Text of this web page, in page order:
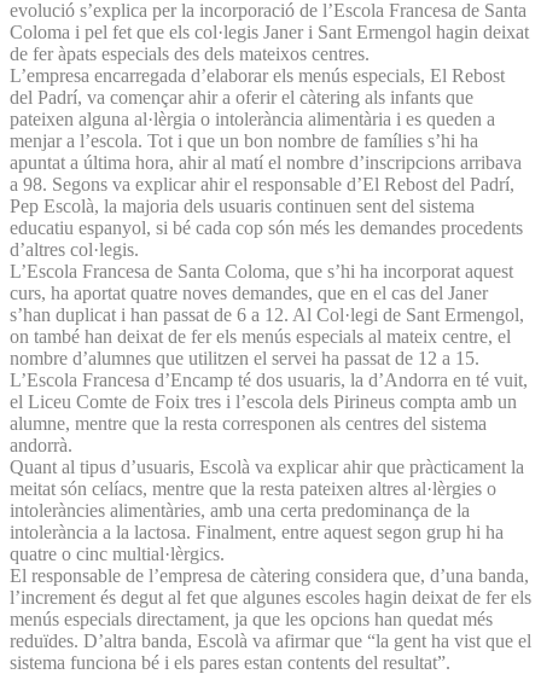
evolució s’explica per la incorporació de l’Escola Francesa de Santa
Coloma i pel fet que els col·legis Janer i Sant Ermengol hagin deixat
de fer àpats especials des dels mateixos centres.
L’empresa encarregada d’elaborar els menús especials, El Rebost
del Padrí, va començar ahir a oferir el càtering als infants que
pateixen alguna al·lèrgia o intolerància alimentària i es queden a
menjar a l’escola. Tot i que un bon nombre de famílies s’hi ha
apuntat a última hora, ahir al matí el nombre d’inscripcions arribava
a 98. Segons va explicar ahir el responsable d’El Rebost del Padrí,
Pep Escolà, la majoria dels usuaris continuen sent del sistema
educatiu espanyol, si bé cada cop són més les demandes procedents
d’altres col·legis.
L’Escola Francesa de Santa Coloma, que s’hi ha incorporat aquest
curs, ha aportat quatre noves demandes, que en el cas del Janer
s’han duplicat i han passat de 6 a 12. Al Col·legi de Sant Ermengol,
on també han deixat de fer els menús especials al mateix centre, el
nombre d’alumnes que utilitzen el servei ha passat de 12 a 15.
L’Escola Francesa d’Encamp té dos usuaris, la d’Andorra en té vuit,
el Liceu Comte de Foix tres i l’escola dels Pirineus compta amb un
alumne, mentre que la resta corresponen als centres del sistema
andorrà.
Quant al tipus d’usuaris, Escolà va explicar ahir que pràcticament la
meitat són celíacs, mentre que la resta pateixen altres al·lèrgies o
intoleràncies alimentàries, amb una certa predominança de la
intolerància a la lactosa. Finalment, entre aquest segon grup hi ha
quatre o cinc multial·lèrgics.
El responsable de l’empresa de càtering considera que, d’una banda,
l’increment és degut al fet que algunes escoles hagin deixat de fer els
menús especials directament, ja que les opcions han quedat més
reduïdes. D’altra banda, Escolà va afirmar que “la gent ha vist que el
sistema funciona bé i els pares estan contents del resultat”.